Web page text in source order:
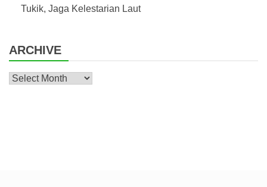
Tukik, Jaga Kelestarian Laut
ARCHIVE
Archive